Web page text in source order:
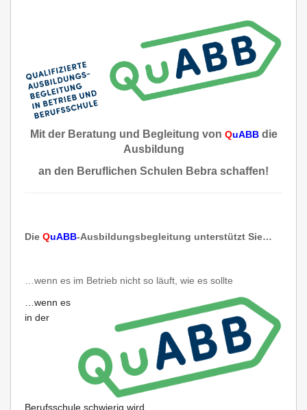
Mit der Beratung und Begleitung von QuABBdie
Ausbildung
an den Beruflichen Schulen Bebra schaffen!
Die QuABB-Ausbildungsbegleitung unterstützt Sie…
…wenn es im Betrieb nicht so läuft, wie es sollte
…wenn es
in der
Berufsschule schwierig wird